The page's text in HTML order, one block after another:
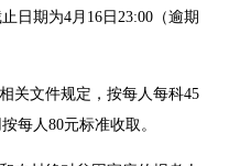
日期为4月16日23:00（逾期
关文件规定，按每人每科45
每人80元标准收取。